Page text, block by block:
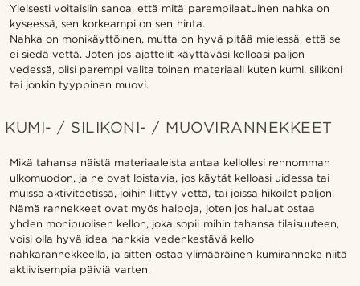
Yleisesti voitaisiin sanoa, että mitä parempilaatuinen nahka on
kyseessä, sen korkeampi on sen hinta.
Nahka on monikäyttöinen, mutta on hyvä pitää mielessä, että se
ei siedä vettä. Joten jos ajattelit käyttäväsi kelloasi paljon
vedessä, olisi parempi valita toinen materiaali kuten kumi, silikoni
tai jonkin tyyppinen muovi.
KUMI- / SILIKONI- / MUOVIRANNEKKEET
Mikä tahansa näistä materiaaleista antaa kellollesi rennomman
ulkomuodon, ja ne ovat loistavia, jos käytät kelloasi uidessa tai
muissa aktiviteetissä, joihin liittyy vettä, tai joissa hikoilet paljon.
Nämä rannekkeet ovat myös halpoja, joten jos haluat ostaa
yhden monipuolisen kellon, joka sopii mihin tahansa tilaisuuteen,
voisi olla hyvä idea hankkia vedenkestävä kello
nahkarannekkeella, ja sitten ostaa ylimääräinen kumiranneke niitä
aktiivisempia päiviä varten.